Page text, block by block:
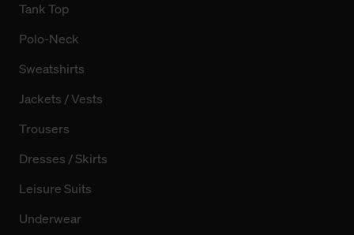
Tank Top
Polo-Neck
Sweatshirts
Jackets / Vests
Trousers
Dresses / Skirts
Leisure Suits
Underwear